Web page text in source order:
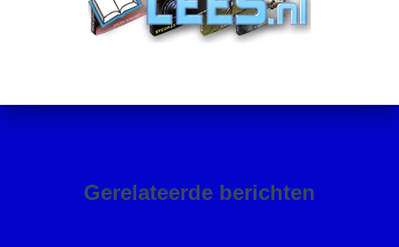
Gerelateerde berichten